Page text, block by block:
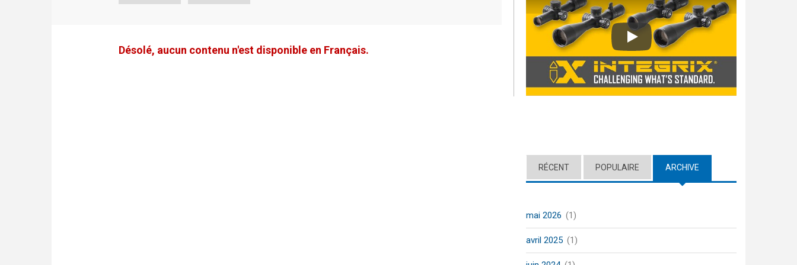
Désolé, aucun contenu n'est disponible en Français.
Play
RÉCENT POPULAIRE ARCHIVE
mai 2026 (1)
avril 2025 (1)